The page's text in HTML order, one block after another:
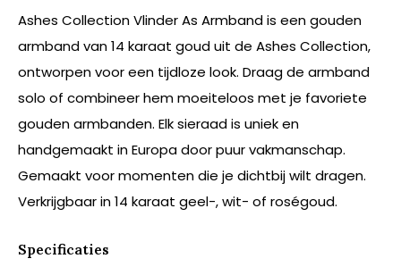
Ashes Collection Vlinder As Armband is een gouden
armband van 14 karaat goud uit de Ashes Collection,
ontworpen voor een tijdloze look. Draag de armband
solo of combineer hem moeiteloos met je favoriete
gouden armbanden. Elk sieraad is uniek en
handgemaakt in Europa door puur vakmanschap.
Gemaakt voor momenten die je dichtbij wilt dragen.
Verkrijgbaar in 14 karaat geel-, wit- of roségoud.
Specificaties